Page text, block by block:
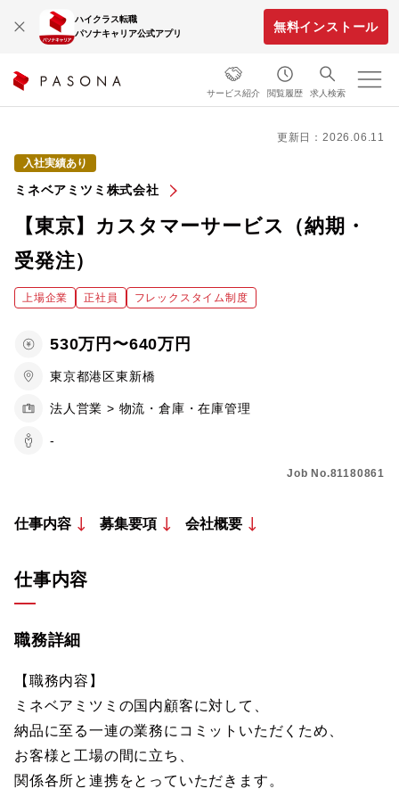
ハイクラス転職
パソナキャリア公式アプリ
無料インストール
サービス紹介 閲覧履歴 求人検索
更新日：2026.06.11
入社実績あり
ミネベアミツミ株式会社
【東京】カスタマーサービス（納期・
受発注）
上場企業 正社員 フレックスタイム制度
530万円〜640万円
東京都港区東新橋
法人営業 > 物流・倉庫・在庫管理
-
Job No.81180861
仕事内容 募集要項 会社概要
仕事内容
職務詳細
【職務内容】
ミネベアミツミの国内顧客に対して、
納品に至る一連の業務にコミットいただくため、
お客様と工場の間に立ち、
関係各所と連携をとっていただきます。